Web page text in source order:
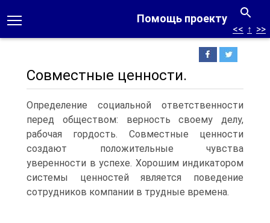
Помощь проекту
<< ↑ >>
Совместные ценности.
Определение социальной ответственности
перед обществом: верность своему делу,
рабочая гордость. Совместные ценности
создают положительные чувства
уверенности в успехе. Хорошим индикатором
системы ценностей является поведение
сотрудников компании в трудные времена.